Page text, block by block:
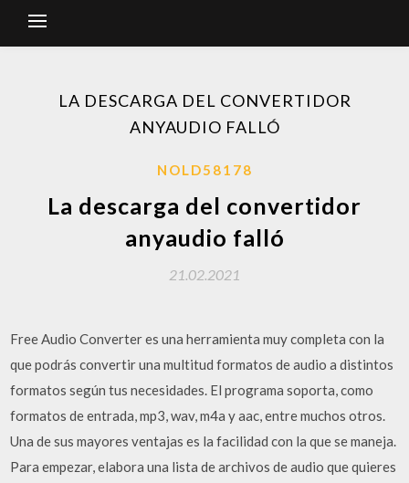
LA DESCARGA DEL CONVERTIDOR
ANYAUDIO FALLÓ
NOLD58178
La descarga del convertidor
anyaudio falló
21.02.2021
Free Audio Converter es una herramienta muy completa con la
que podrás convertir una multitud formatos de audio a distintos
formatos según tus necesidades. El programa soporta, como
formatos de entrada, mp3, wav, m4a y aac, entre muchos otros.
Una de sus mayores ventajas es la facilidad con la que se maneja.
Para empezar, elabora una lista de archivos de audio que quieres